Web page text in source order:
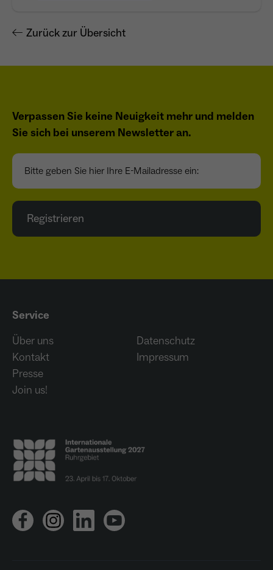
Zurück zur Übersicht
Verpassen Sie keine Neuigkeit mehr und melden
Sie sich bei unserem Newsletter an.
Bitte geben Sie hier Ihre E-Mailadresse ein:
Registrieren
Service
Über uns
Kontakt
Presse
Join us!
Datenschutz
Impressum